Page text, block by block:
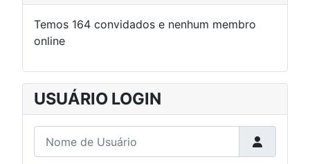
Temos 164 convidados e nenhum membro
online
USUÁRIO LOGIN
Nome de Usuário